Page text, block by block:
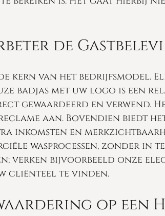
de
kern van het bedrijfsmodel.
badjas met uw logo is een
gewaardeerd en verwend.
aan. Bovendien biedt
en
wasprocessen, zonder in
verken bijvoorbeeld onze
cliënteel te vinden.
op een